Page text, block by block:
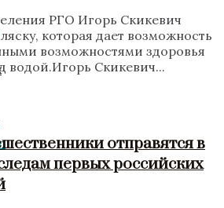
РГО Игорь Скикевич
которая дает возможность
возможностями здоровья
водой.Игорь Скикевич...
отправятся в
первых российских